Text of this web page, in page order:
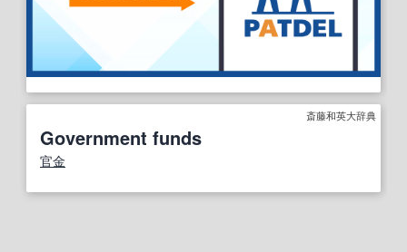
斎藤和英大辞典
Government funds
官金